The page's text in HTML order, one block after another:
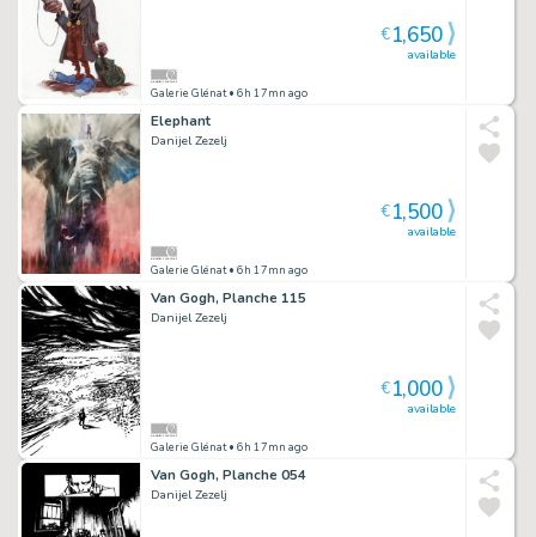
Galerie Glénat• 6h 17mn ago
available
€1,650
Elephant
Danijel Zezelj
Galerie Glénat• 6h 17mn ago
available
€1,500
Van Gogh, Planche 115
Danijel Zezelj
Galerie Glénat• 6h 17mn ago
available
€1,000
Van Gogh, Planche 054
Danijel Zezelj